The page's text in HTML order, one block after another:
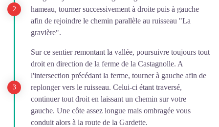
hameau, tourner successivement à droite puis à gauche
afin de rejoindre le chemin parallèle au ruisseau "La
gravière".
Sur ce sentier remontant la vallée, poursuivre toujours tout
droit en direction de la ferme de la Castagnolle. A
l'intersection précédant la ferme, tourner à gauche afin de
replonger vers le ruisseau. Celui-ci étant traversé,
continuer tout droit en laissant un chemin sur votre
gauche. Une côte assez longue mais ombragée vous
conduit alors à la route de la Gardette.